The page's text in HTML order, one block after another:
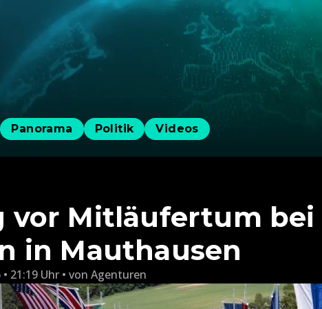
Panorama Politik Videos
vor Mitläufertum bei
in Mauthausen
21:19 Uhr von Agenturen